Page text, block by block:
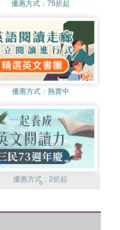
優惠方式： 75折起
優惠方式： 熱賣中
優惠方式：2折起